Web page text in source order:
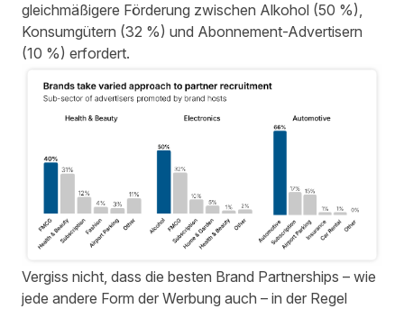
gleichmäßigere Förderung zwischen Alkohol (50 %),
Konsumgütern (32 %) und Abonnement-Advertisern
(10 %) erfordert.
Vergiss nicht, dass die besten Brand Partnerships – wie
jede andere Form der Werbung auch – in der Regel